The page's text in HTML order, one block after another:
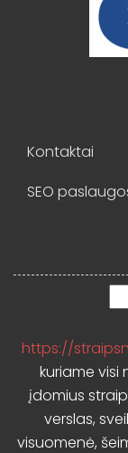
Kontaktai
SEO
https://
kuriame visi
įdomius
verslas,
visuomenė,